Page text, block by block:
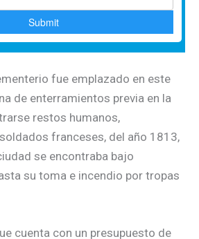
fue emplazado en este
de enterramientos previa en la
restos humanos,
franceses, del año 1813,
se encontraba bajo
su toma e incendio por tropas
cuenta con un presupuesto de